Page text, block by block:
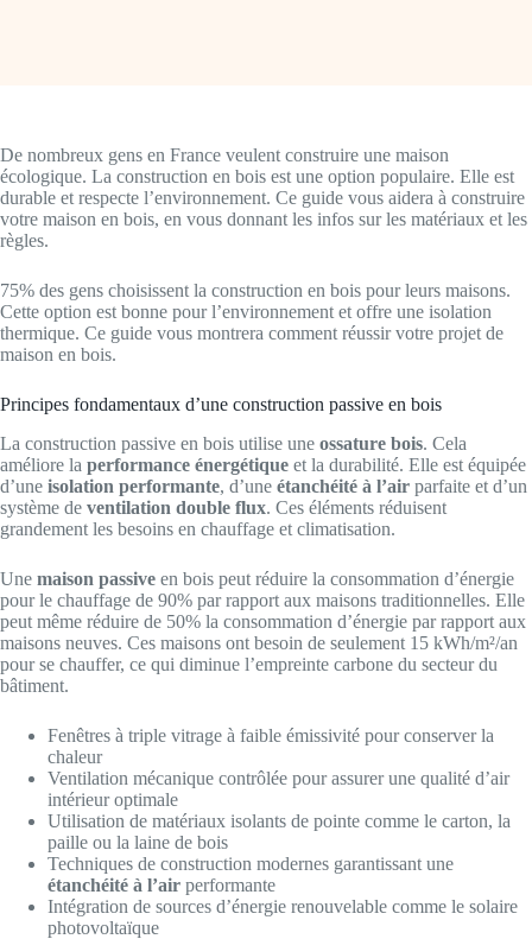
De nombreux gens en France veulent construire une maison
écologique. La construction en bois est une option populaire. Elle est
durable et respecte l’environnement. Ce guide vous aidera à construire
votre maison en bois, en vous donnant les infos sur les matériaux et les
règles.
75% des gens choisissent la construction en bois pour leurs maisons.
Cette option est bonne pour l’environnement et offre une isolation
thermique. Ce guide vous montrera comment réussir votre projet de
maison en bois.
Principes fondamentaux d’une construction passive en bois
La construction passive en bois utilise une ossature bois. Cela
améliore la performance énergétique et la durabilité. Elle est équipée
d’une isolation performante, d’une étanchéité à l’air parfaite et d’un
système de ventilation double flux. Ces éléments réduisent
grandement les besoins en chauffage et climatisation.
Une maison passive en bois peut réduire la consommation d’énergie
pour le chauffage de 90% par rapport aux maisons traditionnelles. Elle
peut même réduire de 50% la consommation d’énergie par rapport aux
maisons neuves. Ces maisons ont besoin de seulement 15 kWh/m²/an
pour se chauffer, ce qui diminue l’empreinte carbone du secteur du
bâtiment.
Fenêtres à triple vitrage à faible émissivité pour conserver la
chaleur
Ventilation mécanique contrôlée pour assurer une qualité d’air
intérieur optimale
Utilisation de matériaux isolants de pointe comme le carton, la
paille ou la laine de bois
Techniques de construction modernes garantissant une
étanchéité à l’air performante
Intégration de sources d’énergie renouvelable comme le solaire
photovoltaïque